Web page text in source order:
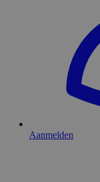
Aanmelden